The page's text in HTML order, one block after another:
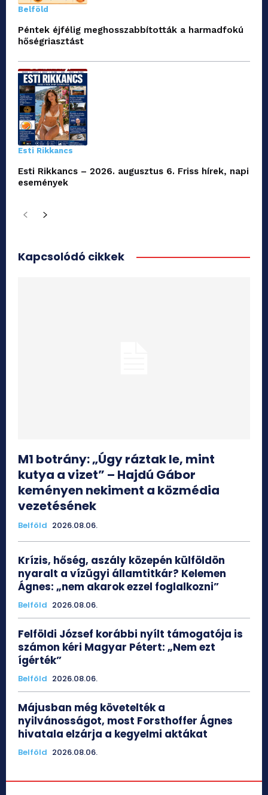
Belföld
Péntek éjfélig meghosszabbították a harmadfokú
hőségriasztást
Esti Rikkancs
Esti Rikkancs – 2026. augusztus 6. Friss hírek, napi
események
Kapcsolódó cikkek
M1 botrány: „Úgy ráztak le, mint
kutya a vizet” – Hajdú Gábor
keményen nekiment a közmédia
vezetésének
Belföld 2026.08.06.
Krízis, hőség, aszály közepén külföldön
nyaralt a vízügyi államtitkár? Kelemen
Ágnes: „nem akarok ezzel foglalkozni”
Belföld 2026.08.06.
Felföldi József korábbi nyílt támogatója is
számon kéri Magyar Pétert: „Nem ezt
ígérték”
Belföld 2026.08.06.
Májusban még követelték a
nyilvánosságot, most Forsthoffer Ágnes
hivatala elzárja a kegyelmi aktákat
Belföld 2026.08.06.